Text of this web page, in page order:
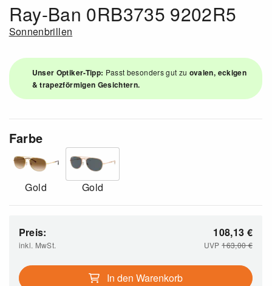
Ray-Ban 0RB3735 9202R5
Sonnenbrillen
Unser Optiker-Tipp: Passt besonders gut zu ovalen, eckigen
& trapezförmigen Gesichtern.
Farbe
Gold Gold
Preis:
inkl. MwSt.
108,13 €
UVP163,00€
In den Warenkorb